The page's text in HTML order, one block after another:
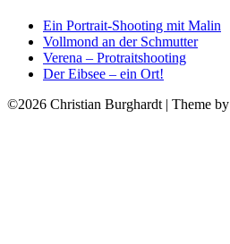
Ein Portrait-Shooting mit Malin
Vollmond an der Schmutter
Verena – Protraitshooting
Der Eibsee – ein Ort!
©2026 Christian Burghardt | Theme by